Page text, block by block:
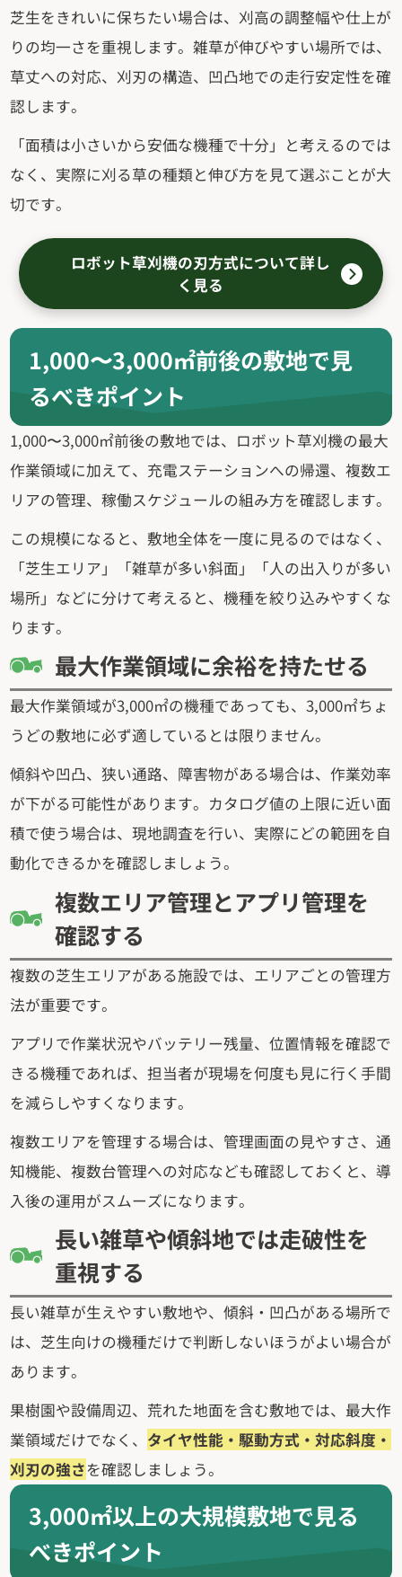
芝生をきれいに保ちたい場合は、刈高の調整幅や仕上が
りの均一さを重視します。雑草が伸びやすい場所では、
草丈への対応、刈刃の構造、凹凸地での走行安定性を確
認します。
「面積は小さいから安価な機種で十分」と考えるのでは
なく、実際に刈る草の種類と伸び方を見て選ぶことが大
切です。
ロボット草刈機の刃方式について詳し
く見る
1,000〜3,000㎡前後の敷地で見
るべきポイント
1,000〜3,000㎡前後の敷地では、ロボット草刈機の最大
作業領域に加えて、充電ステーションへの帰還、複数エ
リアの管理、稼働スケジュールの組み方を確認します。
この規模になると、敷地全体を一度に見るのではなく、
「芝生エリア」「雑草が多い斜面」「人の出入りが多い
場所」などに分けて考えると、機種を絞り込みやすくな
ります。
最大作業領域に余裕を持たせる
最大作業領域が3,000㎡の機種であっても、3,000㎡ちょ
うどの敷地に必ず適しているとは限りません。
傾斜や凹凸、狭い通路、障害物がある場合は、作業効率
が下がる可能性があります。カタログ値の上限に近い面
積で使う場合は、現地調査を行い、実際にどの範囲を自
動化できるかを確認しましょう。
複数エリア管理とアプリ管理を
確認する
複数の芝生エリアがある施設では、エリアごとの管理方
法が重要です。
アプリで作業状況やバッテリー残量、位置情報を確認で
きる機種であれば、担当者が現場を何度も見に行く手間
を減らしやすくなります。
複数エリアを管理する場合は、管理画面の見やすさ、通
知機能、複数台管理への対応なども確認しておくと、導
入後の運用がスムーズになります。
長い雑草や傾斜地では走破性を
重視する
長い雑草が生えやすい敷地や、傾斜・凹凸がある場所で
は、芝生向けの機種だけで判断しないほうがよい場合が
あります。
果樹園や設備周辺、荒れた地面を含む敷地では、最大作
業領域だけでなく、 タイヤ性能・駆動方式・対応斜度・
刈刃の強さを確認しましょう。
3,000㎡以上の大規模敷地で見る
べきポイント